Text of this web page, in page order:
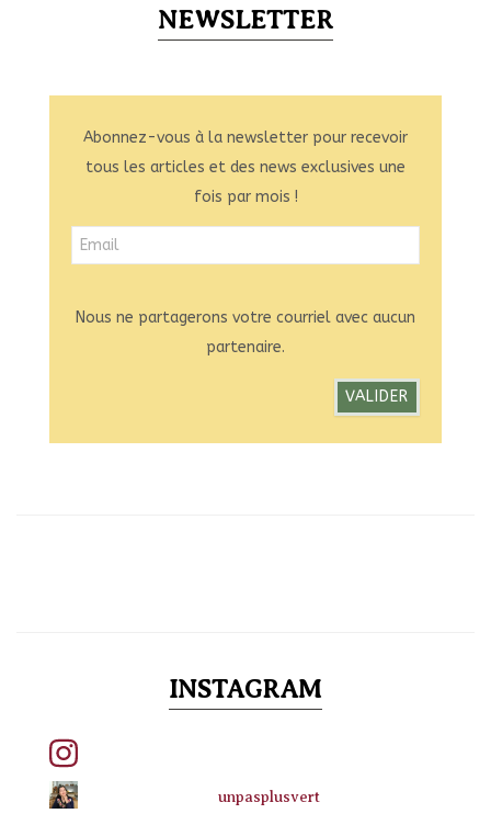
NEWSLETTER
Abonnez-vous à la newsletter pour recevoir
tous les articles et des news exclusives une
fois par mois !
Nous ne partagerons votre courriel avec aucun
partenaire.
INSTAGRAM
unpasplusvert